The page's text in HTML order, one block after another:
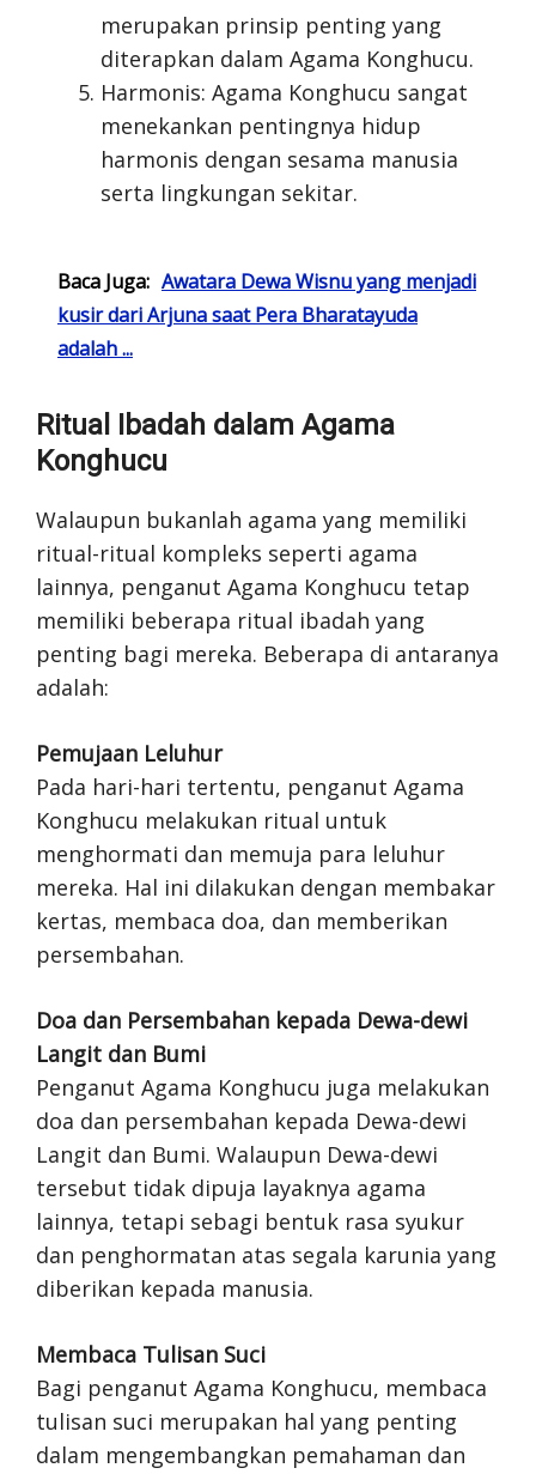
merupakan prinsip penting yang
diterapkan dalam Agama Konghucu.
Harmonis: Agama Konghucu sangat
menekankan pentingnya hidup
harmonis dengan sesama manusia
serta lingkungan sekitar.
Baca Juga: Awatara Dewa Wisnu yang menjadi
kusir dari Arjuna saat Pera Bharatayuda
adalah ...
Ritual Ibadah dalam Agama
Konghucu
Walaupun bukanlah agama yang memiliki
ritual-ritual kompleks seperti agama
lainnya, penganut Agama Konghucu tetap
memiliki beberapa ritual ibadah yang
penting bagi mereka. Beberapa di antaranya
adalah:
Pemujaan Leluhur
Pada hari-hari tertentu, penganut Agama
Konghucu melakukan ritual untuk
menghormati dan memuja para leluhur
mereka. Hal ini dilakukan dengan membakar
kertas, membaca doa, dan memberikan
persembahan.
Doa dan Persembahan kepada Dewa-dewi
Langit dan Bumi
Penganut Agama Konghucu juga melakukan
doa dan persembahan kepada Dewa-dewi
Langit dan Bumi. Walaupun Dewa-dewi
tersebut tidak dipuja layaknya agama
lainnya, tetapi sebagi bentuk rasa syukur
dan penghormatan atas segala karunia yang
diberikan kepada manusia.
Membaca Tulisan Suci
Bagi penganut Agama Konghucu, membaca
tulisan suci merupakan hal yang penting
dalam mengembangkan pemahaman dan